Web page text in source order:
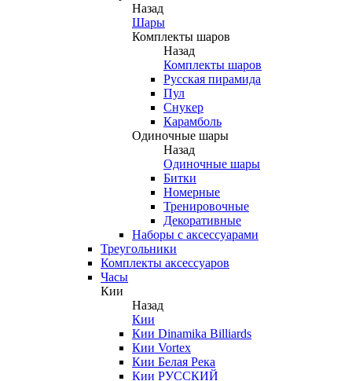
Назад
Шары
Комплекты шаров
Назад
Комплекты шаров
Русская пирамида
Пул
Снукер
Карамболь
Одиночные шары
Назад
Одиночные шары
Битки
Номерные
Тренировочные
Декоративные
Наборы с аксессуарами
Треугольники
Комплекты аксессуаров
Часы
Кии
Назад
Кии
Кии Dinamika Billiards
Кии Vortex
Кии Белая Река
Кии РУССКИЙ